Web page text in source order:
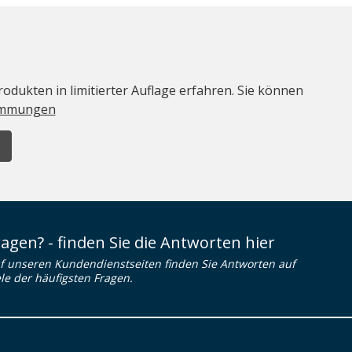
in limitierter Auflage erfahren. Sie können
- finden Sie die Antworten hier
unseren Kundendienstseiten finden Sie Antworten auf
der häufigsten Fragen.